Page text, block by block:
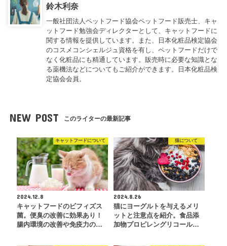
鈴木利奈
一般社団法人ペットフード協会ペットフード販売士、キャ
ットフード勉強会ディレクターとして、キャットフードに
関する情報を提供しています。また、日本化粧品検定協会
のコスメコンシェルジュ資格を有し、ペットフードだけで
なく化粧品にも精通しています。販売時に必要な知識とな
る薬機法などについてもご紹介ができます。日本化粧品検
定協会会員。
NEW POST このライターの最新記事
キャットフードについて
2024.12.8
キャットフードのビフィズス
菌。便臭の改善に効果あり！
腸内環境の改善や免疫力の…
猫について
2024.8.26
猫にヨーグルトを与えるメリ
ットと注意点を紹介。食品添
加物プロピレングリコール…